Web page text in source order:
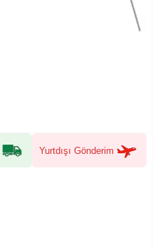
Yurtdışı Gönderim